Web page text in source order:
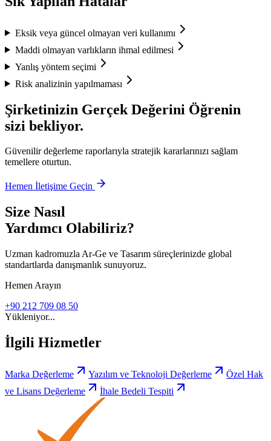
Eksik veya güncel olmayan veri kullanımı
Maddi olmayan varlıkların ihmal edilmesi
Yanlış yöntem seçimi
Risk analizinin yapılmaması
Şirketinizin Gerçek Değerini Öğrenin
sizi bekliyor.
Güvenilir değerleme raporlarıyla stratejik kararlarınızı sağlam
temellere oturtun.
Hemen İletişime Geçin
Size Nasıl
Yardımcı Olabiliriz?
Uzman kadromuzla Ar-Ge ve Tasarım süreçlerinizde global
standartlarda danışmanlık sunuyoruz.
Hemen Arayın
+90 212 709 08 50
Yükleniyor...
İlgili Hizmetler
Marka Değerleme Yazılım ve Teknoloji Değerleme
Özel Hak
ve Lisans Değerleme
İhale Bedeli Tespiti